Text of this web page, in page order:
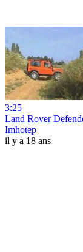
3:25
Land Rover
Imhotep
il y a 18 ans